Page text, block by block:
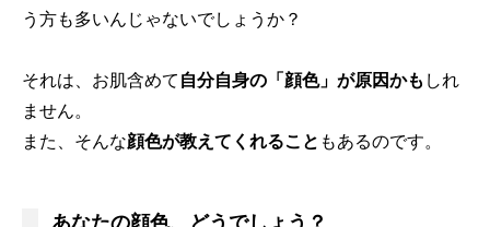
う方も多いんじゃないでしょうか？
それは、お肌含めて 自分自身の「顔色」が原因かも しれ
ません。
また、そんな顔色が教えてくれること もあるのです。